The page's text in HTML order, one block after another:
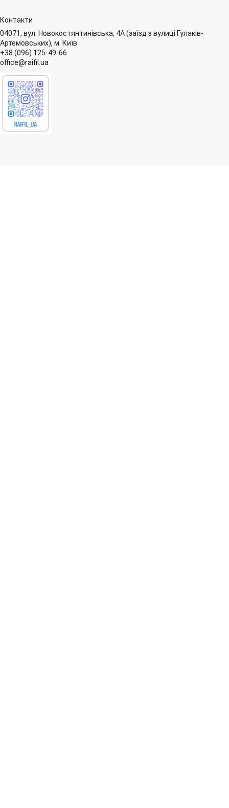
Контакти
04071, вул. Новокостянтинівська, 4А (заїзд з вулиці Гулаків-
Артемовських), м. Київ
+38 (096) 125-49-66
office@raifil.ua